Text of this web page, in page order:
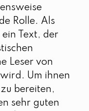
Rolle. Als
Text, der
Leser von
Um ihnen
bereiten,
sehr guten